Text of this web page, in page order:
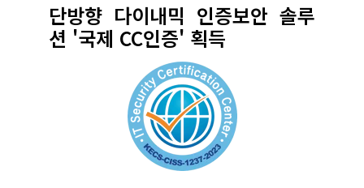
단방향 다이내믹 인증보안 솔루
션 '국제 CC인증' 획득